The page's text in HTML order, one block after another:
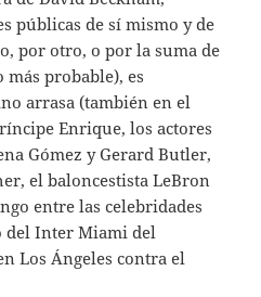
públicas de sí mismo y de
por otro, o por la suma de
más probable), es
arrasa (también en el
Enrique, los actores
Gómez y Gerard Butler,
el baloncestista LeBron
entre las celebridades
del Inter Miami del
Los Ángeles contra el